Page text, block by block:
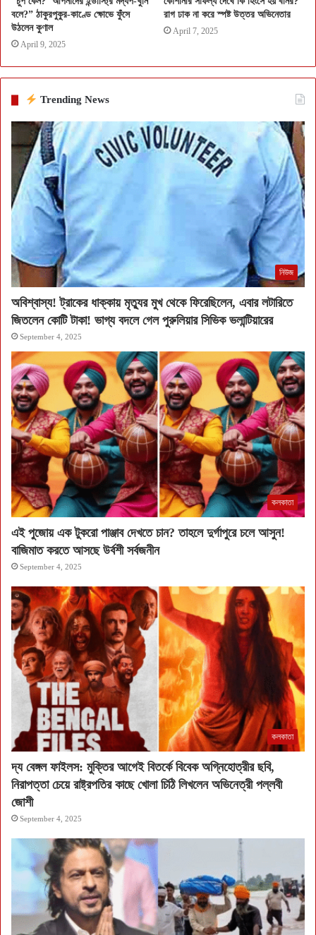
বলে?” ঠাকুরপুকুর-কাণ্ডে ক্ষোভে ফুঁসে
উঠলেন কুণাল
April 9, 2025
রাগ ঢাক না করে স্পষ্ট উত্তর অভিনেতার
April 7, 2025
Trending News
নিউজ
অবিশ্বাস্য! ট্রাকের ধাক্কায় মৃত্যুর মুখ থেকে ফিরেছিলেন, এবার লটারিতে
জিতলেন কোটি টাকা! ভাগ্য বদলে গেল পুরুলিয়ার সিভিক ভলান্টিয়ারের
September 4, 2025
কলকাতা
এই পুজোয় এক টুকরো পাঞ্জাব দেখতে চান? তাহলে দুর্গাপুরে চলে আসুন!
বাজিমাত করতে আসছে উর্বশী সর্বজনীন
September 4, 2025
কলকাতা
দ্য বেঙ্গল ফাইলস: মুক্তির আগেই বিতর্কে বিবেক অগ্নিহোত্রীর ছবি,
নিরাপত্তা চেয়ে রাষ্ট্রপতির কাছে খোলা চিঠি লিখলেন অভিনেত্রী পল্লবী
জোশী
September 4, 2025